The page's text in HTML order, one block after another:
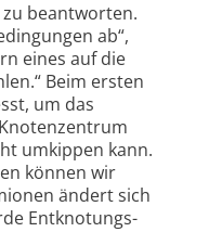
beantworten.
ab“,
eines auf die
Beim ersten
um das
umkippen kann.
können wir
ändert sich
Entknotungs-